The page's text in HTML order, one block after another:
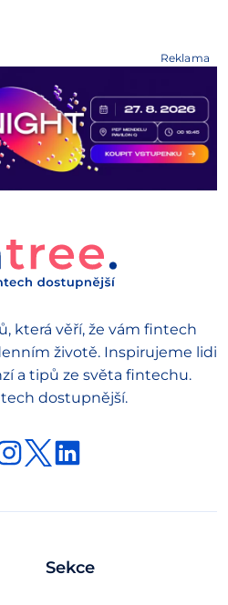
Reklama
která věří, že vám fintech
životě. Inspirujeme lidi
a tipů ze světa fintechu.
dostupnější.
Sekce